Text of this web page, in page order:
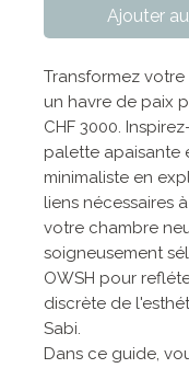
Ajouter
Transformez
un havre de paix
CHF 3000.
palette apaisante
minimaliste en
liens nécessaires
votre chambre
soigneusement
OWSH pour
discrète de
Sabi.
Dans ce guide,